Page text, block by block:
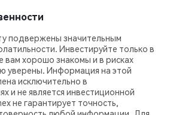
подвержены значительным
Инвестируйте только в
вам хорошо знакомы и в рисках
уверены. Информация на этой
исключительно в
и не является инвестиционной
не гарантирует точность,